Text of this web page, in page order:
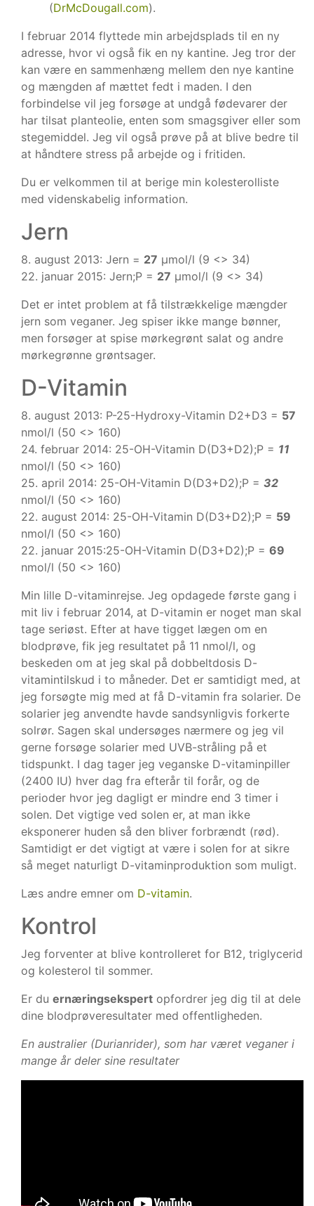
(DrMcDougall.com).
I februar 2014 flyttede min arbejdsplads til en ny
adresse, hvor vi også fik en ny kantine. Jeg tror der
kan være en sammenhæng mellem den nye kantine
og mængden af mættet fedt i maden. I den
forbindelse vil jeg forsøge at undgå fødevarer der
har tilsat planteolie, enten som smagsgiver eller som
stegemiddel. Jeg vil også prøve på at blive bedre til
at håndtere stress på arbejde og i fritiden.
Du er velkommen til at berige min kolesterolliste
med videnskabelig information.
Jern
8. august 2013: Jern = 27 µmol/l (9 <> 34)
22. januar 2015: Jern;P = 27 µmol/l (9 <> 34)
Det er intet problem at få tilstrækkelige mængder
jern som veganer. Jeg spiser ikke mange bønner,
men forsøger at spise mørkegrønt salat og andre
mørkegrønne grøntsager.
D-Vitamin
8. august 2013: P-25-Hydroxy-Vitamin D2+D3 = 57
nmol/l (50 <> 160)
24. februar 2014: 25-OH-Vitamin D(D3+D2);P = 11
nmol/l (50 <> 160)
25. april 2014: 25-OH-Vitamin D(D3+D2);P = 32
nmol/l (50 <> 160)
22. august 2014: 25-OH-Vitamin D(D3+D2);P = 59
nmol/l (50 <> 160)
22. januar 2015:25-OH-Vitamin D(D3+D2);P = 69
nmol/l (50 <> 160)
Min lille D-vitaminrejse. Jeg opdagede første gang i
mit liv i februar 2014, at D-vitamin er noget man skal
tage seriøst. Efter at have tigget lægen om en
blodprøve, fik jeg resultatet på 11 nmol/l, og
beskeden om at jeg skal på dobbeltdosis D-
vitamintilskud i to måneder. Det er samtidigt med, at
jeg forsøgte mig med at få D-vitamin fra solarier. De
solarier jeg anvendte havde sandsynligvis forkerte
solrør. Sagen skal undersøges nærmere og jeg vil
gerne forsøge solarier med UVB-stråling på et
tidspunkt. I dag tager jeg veganske D-vitaminpiller
(2400 IU) hver dag fra efterår til forår, og de
perioder hvor jeg dagligt er mindre end 3 timer i
solen. Det vigtige ved solen er, at man ikke
eksponerer huden så den bliver forbrændt (rød).
Samtidigt er det vigtigt at være i solen for at sikre
så meget naturligt D-vitaminproduktion som muligt.
Læs andre emner om D-vitamin.
Kontrol
Jeg forventer at blive kontrolleret for B12, triglycerid
og kolesterol til sommer.
Er du ernæringsekspert opfordrer jeg dig til at dele
dine blodprøveresultater med offentligheden.
En australier (Durianrider), som har været veganer i
mange år deler sine resultater